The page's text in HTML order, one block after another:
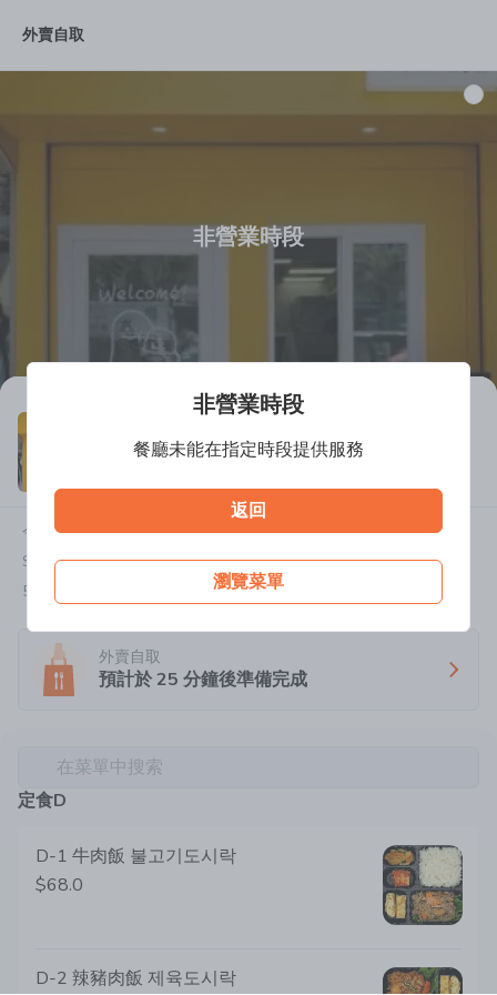
非營業時段
餐廳未能在指定時段提供服務
返回
瀏覽菜單
外賣自取
非營業時段
餐廳離線中
今天:11:00-14:00,16:00-21:00
Shop 13, G/F, Lin Fat Building, 2 Fung Kwan Street
5421 0550
外賣自取
預計於25 分鐘後準備完成
在菜單中搜索
拌
定食D
D-1 牛肉飯 불고기도시락
$68.0
D-2 辣豬肉飯 제육도시락